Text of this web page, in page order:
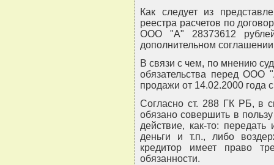
Как следует из
реестра расчетов по
ООО "А" 28373612
дополнительном
В связи с чем, по мнению
обязательства перед ООО
продажи от 14.02.2000 года
Согласно ст. 288 ГК РБ, в
обязано совершить в
действие, как-то:
деньги и т.п., либо
кредитор имеет право
обязанности.